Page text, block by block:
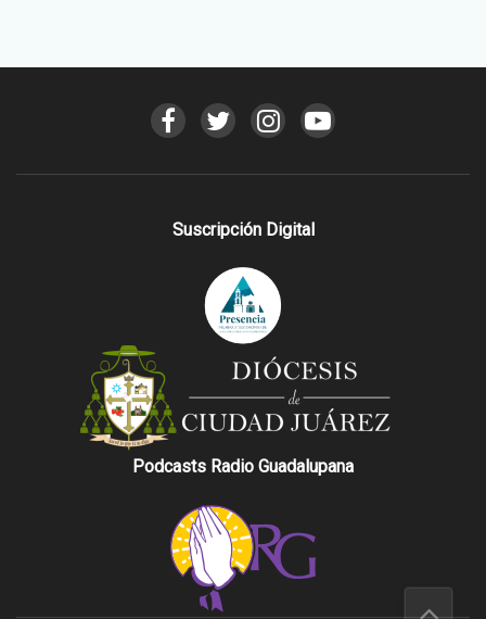
Suscripción Digital
Podcasts Radio Guadalupana